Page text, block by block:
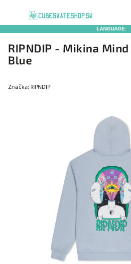
LANGUAGE:
RIPNDIP - Mikina
Blue
Značka: RIPNDIP